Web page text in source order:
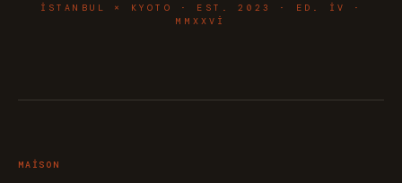
ISTANBUL × KYOTO · EST. 2023 · ED. IV ·
MMXXVI
MAISON